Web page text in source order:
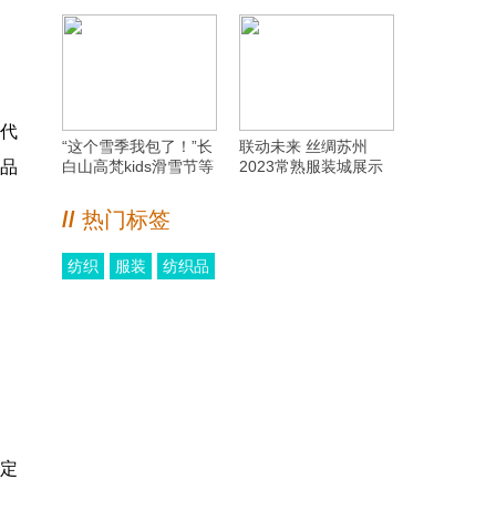
谁将被重新定义？
“这个雪季我包了！”长
白山高梵kids滑雪节等
联动未来 丝绸苏州
2023常熟服装城展示
// 热门标签
纺织 服装 纺织品